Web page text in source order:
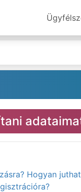
Hogyan